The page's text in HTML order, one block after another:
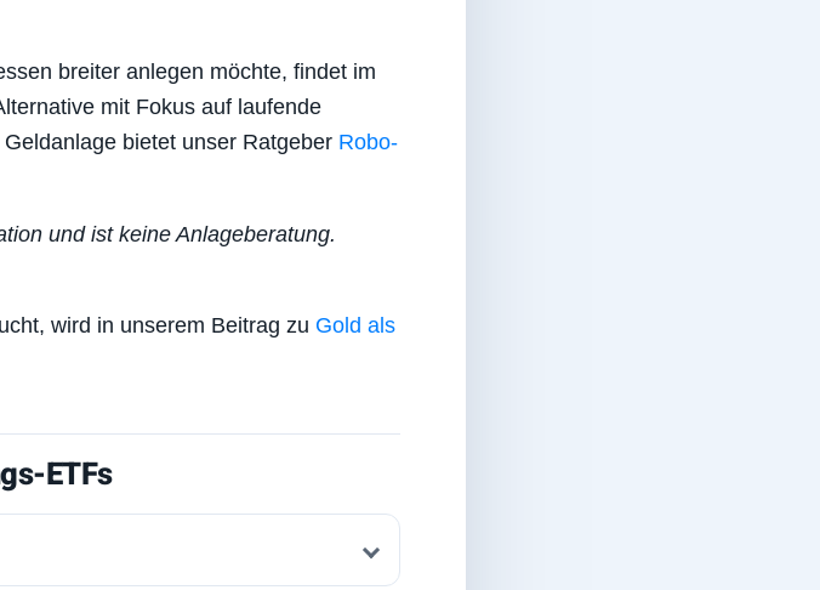
breiter anlegen möchte, findet im
mit Fokus auf laufende
bietet unser Ratgeber Robo-
und ist keine Anlageberatung.
wird in unserem Beitrag zu Gold als
ETFs